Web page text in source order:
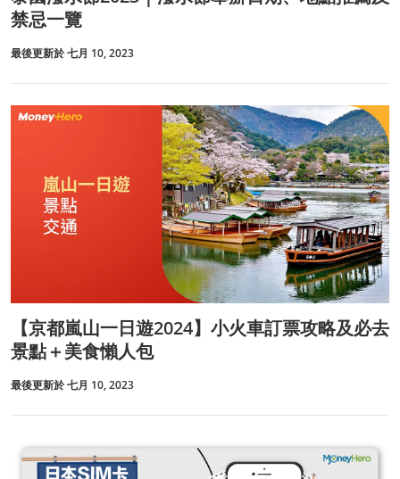
禁忌一覽
最後更新於 七月 10, 2023
【京都嵐山一日遊2024】小火車訂票攻略及必去
景點＋美食懶人包
最後更新於 七月 10, 2023